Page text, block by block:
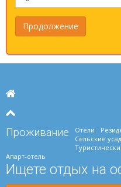
Проживание Отели
Сельские
Апарт-отель
Ищете отдых на